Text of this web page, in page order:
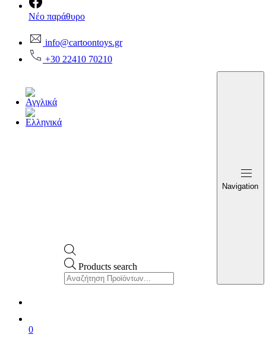
Νέο παράθυρο
info@cartoontoys.gr
+30 22410 70210
Products search
Navigation
0